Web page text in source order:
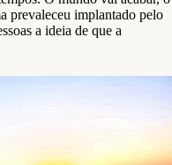
prevaleceu implantado pelo
a ideia de que a